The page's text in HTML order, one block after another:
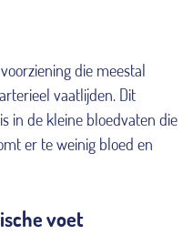
die meestal
vaatlijden. Dit
in de kleine bloedvaten die
er te weinig bloed en
voet